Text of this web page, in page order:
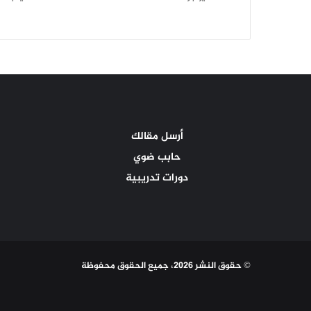
أرسل مقالك
حابب ضوي
دورات تدريبية
© حقوق النشر 2026، جميع الحقوق محفوظة